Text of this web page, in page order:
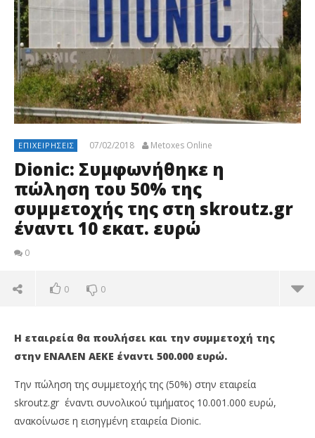
ΕΠΙΧΕΙΡΉΣΕΙΣ 07/02/2018 Metoxes Online
Dionic: Συμφωνήθηκε η
πώληση του 50% της
συμμετοχής της στη skroutz.gr
έναντι 10 εκατ. ευρώ
0
0 0
Η εταιρεία θα πουλήσει και την συμμετοχή της
στην ΕΝΑΛΕΝ ΑΕΚΕ έναντι 500.000 ευρώ.
Την πώληση της συμμετοχής της (50%) στην εταιρεία
skroutz.gr έναντι συνολικού τιμήματος 10.001.000 ευρώ,
ανακοίνωσε η εισηγμένη εταιρεία Dionic.